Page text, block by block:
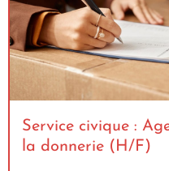
Service civique :
la donnerie (H/F)